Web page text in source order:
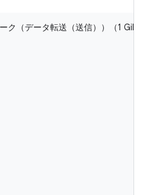
ク（データ転送（送信））（1 GiB